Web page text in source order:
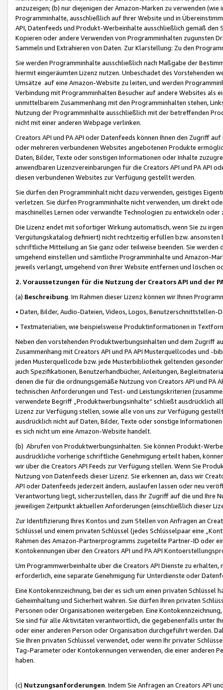
anzuzeigen; (b) nur diejenigen der Amazon-Marken zu verwenden
Programminhalte, ausschließlich auf Ihrer Website und in
API, Datenfeeds und Produkt-Werbeinhalte ausschließlich gemäß
Kopieren oder andere Verwenden von Programminhalten zugunsten
Sammeln und Extrahieren von Daten. Zur Klarstellung: Zu den
Sie werden Programminhalte ausschließlich nach Maßgabe der
hiermit eingeräumten Lizenz nutzen. Unbeschadet des Vorstehenden
Umsätze auf eine Amazon-Website zu leiten, und werden
Verbindung mit Programminhalten Besucher auf andere Websites als
unmittelbarem Zusammenhang mit den Programminhalten stehen,
Nutzung der Programminhalte ausschließlich mit der betreffenden
nicht mit einer anderen Webpage verlinken.
Creators API und PA API oder Datenfeeds können Ihnen den Zugriff
oder mehreren verbundenen Websites angebotenen Produkte
Daten, Bilder, Texte oder sonstigen Informationen oder Inhalte
anwendbaren Lizenzvereinbarungen für die Creators API und PA API
diesen verbundenen Websites zur Verfügung gestellt werden.
Sie dürfen den Programminhalt nicht dazu verwenden, geistiges
verletzen. Sie dürfen Programminhalte nicht verwenden, um direkt
maschinelles Lernen oder verwandte Technologien zu entwickeln
Die Lizenz endet mit sofortiger Wirkung automatisch, wenn Sie zu
Vergütungskatalog definiert) nicht rechtzeitig erfüllen bzw. ansonsten
schriftliche Mitteilung an Sie ganz oder teilweise beenden. Sie werden
umgehend einstellen und sämtliche Programminhalte und Amazon-
jeweils verlangt, umgehend von Ihrer Website entfernen und löschen
2. Voraussetzungen für die Nutzung der Creators API und der
(a) Beschreibung. Im Rahmen dieser Lizenz können wir Ihnen
• Daten, Bilder, Audio-Dateien, Videos, Logos, Benutzerschnittstellen-
• Textmaterialien, wie beispielsweise Produktinformationen in
Neben den vorstehenden Produktwerbungsinhalten und dem Zugriff
Zusammenhang mit Creators API und PA API Musterquellcodes und
jeden Musterquellcode bzw. jede Musterbibliothek geltenden
auch Spezifikationen, Benutzerhandbücher, Anleitungen,
denen die für die ordnungsgemäße Nutzung von Creators API und PA
technischen Anforderungen und Test- und Leistungskriterien
verwendete Begriff „Produktwerbungsinhalte“ schließt ausdrücklich
Lizenz zur Verfügung stellen, sowie alle von uns zur Verfügung
ausdrücklich nicht auf Daten, Bilder, Texte oder sonstige
es sich nicht um eine Amazon-Website handelt.
(b) Abrufen von Produktwerbungsinhalten. Sie können Produkt-
ausdrückliche vorherige schriftliche Genehmigung erteilt haben,
wir über die Creators API Feeds zur Verfügung stellen. Wenn Sie
Nutzung von Datenfeeds dieser Lizenz. Sie erkennen an, dass wir
API oder Datenfeeds jederzeit ändern, auslaufen lassen oder neu
Verantwortung liegt, sicherzustellen, dass Ihr Zugriff auf die und Ihre
jeweiligen Zeitpunkt aktuellen Anforderungen (einschließlich dieser
Zur Identifizierung Ihres Kontos und zum Stellen von Anfragen an
Schlüssel und einem privaten Schlüssel (jedes Schlüsselpaar eine
Rahmen des Amazon-Partnerprogramms zugeteilte Partner-ID oder
Kontokennungen über den Creators API und PA API
Um Programmwerbeinhalte über die Creators API Dienste zu
erforderlich, eine separate Genehmigung für Unterdienste oder
Eine Kontokennzeichnung, bei der es sich um einen privaten
Geheimhaltung und Sicherheit wahren. Sie dürfen Ihren privaten
Personen oder Organisationen weitergeben. Eine
Sie sind für alle Aktivitäten verantwortlich, die gegebenenfalls unter
oder einer anderen Person oder Organisation durchgeführt werden.
Sie Ihren privaten Schlüssel verwendet, oder wenn Ihr privater
Tag-Parameter oder Kontokennungen verwenden, die einer anderen
haben.
(c) Nutzungsanforderungen. Indem Sie Anfragen an Creators API